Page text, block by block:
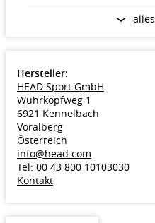
60 %
Modell 2019
Hersteller:
HEAD Sport GmbH
Wuhrkopfweg 1
6921 Kennelbach
Voralberg
Österreich
info@head.com
Tel: 00 43 800 10103030
Kontakt